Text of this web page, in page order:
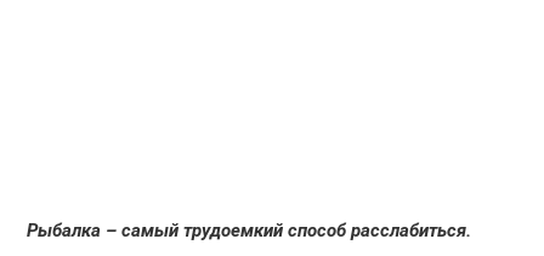
Рыбалка – самый трудоемкий способ расслабиться.